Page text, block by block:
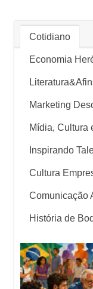
Cotidiano
Economia
Marketing
Mídia, Cultura
Inspirando
Cultura
Comunicação
História de